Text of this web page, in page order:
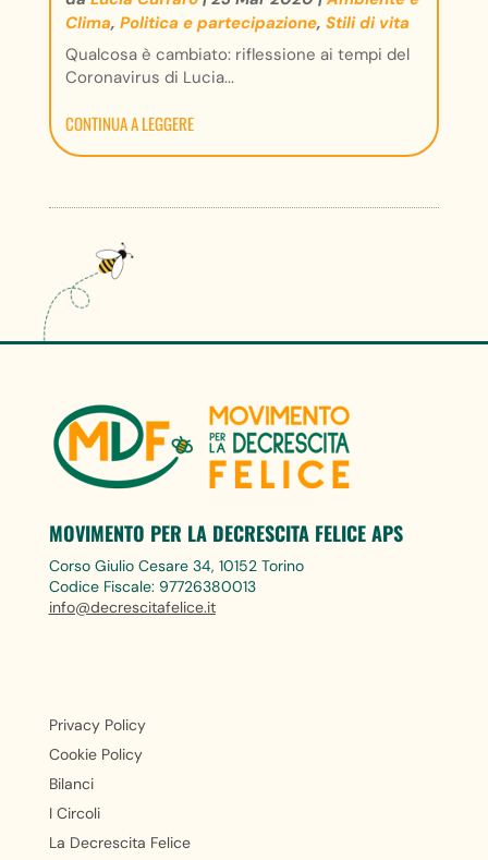
Clima, Politica e partecipazione, Stili di vita
Qualcosa è cambiato: riflessione ai tempi del
Coronavirus di Lucia...
CONTINUA A LEGGERE
MOVIMENTO PER LA DECRESCITA FELICE APS
Corso Giulio Cesare 34, 10152 Torino
Codice Fiscale: 97726380013
info@decrescitafelice.it
Privacy Policy
Cookie Policy
Bilanci
I Circoli
La Decrescita Felice